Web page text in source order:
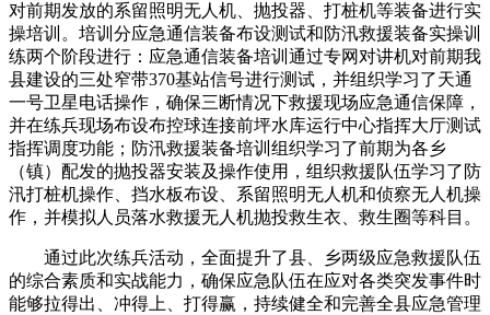
对前期发放的系留照明无人机、抛投器、打桩机等装备进行实
操培训。培训分应急通信装备布设测试和防汛救援装备实操训
练两个阶段进行：应急通信装备培训通过专网对讲机对前期我
县建设的三处窄带370基站信号进行测试，并组织学习了天通
一号卫星电话操作，确保三断情况下救援现场应急通信保障，
并在练兵现场布设布控球连接前坪水库运行中心指挥大厅测试
指挥调度功能；防汛救援装备培训组织学习了前期为各乡
（镇）配发的抛投器安装及操作使用，组织救援队伍学习了防
汛打桩机操作、挡水板布设、系留照明无人机和侦察无人机操
作，并模拟人员落水救援无人机抛投救生衣、救生圈等科目。
通过此次练兵活动，全面提升了县、乡两级应急救援队伍
的综合素质和实战能力，确保应急队伍在应对各类突发事件时
能够拉得出、冲得上、打得赢，持续健全和完善全县应急管理